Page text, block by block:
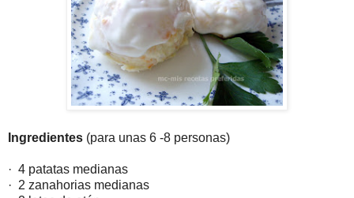
Ingredientes (para unas 6 -8 personas)
· 4 patatas medianas
· 2 zanahorias medianas